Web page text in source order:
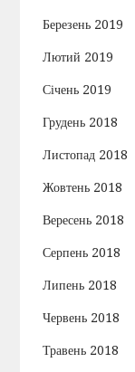
Березень 2019
Лютий 2019
Січень 2019
Грудень 2018
Листопад 2018
Жовтень 2018
Вересень 2018
Серпень 2018
Липень 2018
Червень 2018
Травень 2018